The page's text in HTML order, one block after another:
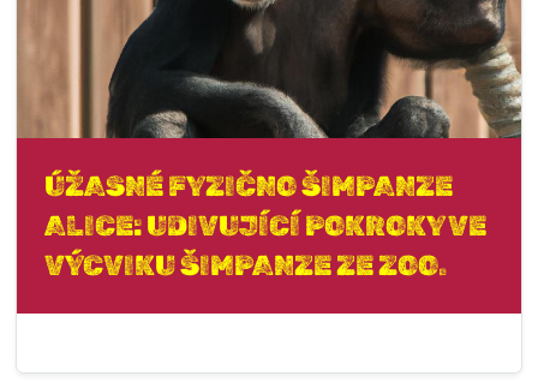
ÚŽASNÉ FYZIČNO ŠIMPANZE
ALICE: UDIVUJÍCÍ POKROKY VE
VÝCVIKU ŠIMPANZE ZE ZOO.